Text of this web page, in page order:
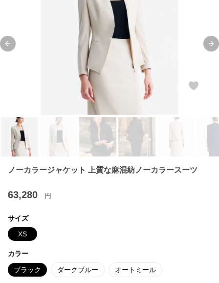
Previous slide
ノーカラージャケット 上質な麻混紡ノーカラースーツ
63,280 円
サイズ
XS
カラー
ブラック ダークブルー オートミール